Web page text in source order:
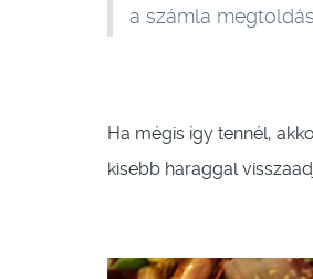
a számla
Ha mégis így tennél,
kisebb haraggal